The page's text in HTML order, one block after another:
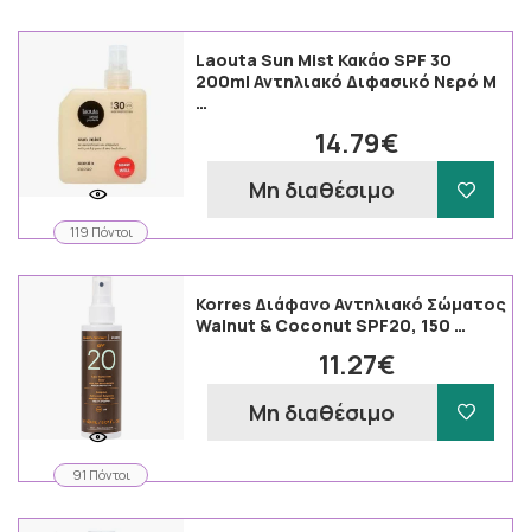
119 Πόντοι
Laouta Sun Mist Κακάο SPF 30
200ml Αντηλιακό Διφασικό Νερό Μ
…
14.79€
Μη διαθέσιμο
91 Πόντοι
Korres Διάφανο Αντηλιακό Σώματος
Walnut & Coconut SPF20, 150 …
11.27€
Μη διαθέσιμο